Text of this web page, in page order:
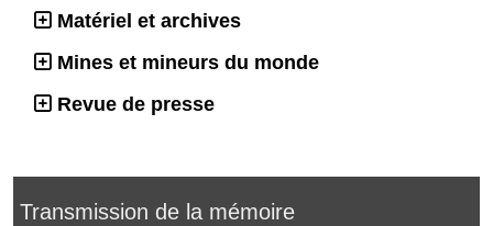
Matériel et archives
Mines et mineurs du monde
Revue de presse
Transmission de la mémoire